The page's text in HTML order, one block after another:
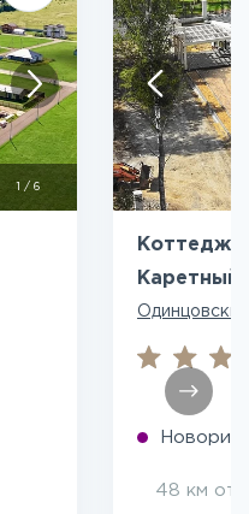
1 / 6
Каретный
48 км от